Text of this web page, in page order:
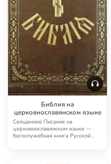
Библия на
церковнославянском языке
Священное Писание на
церковнославянском языке —
богослужебная книга Русской